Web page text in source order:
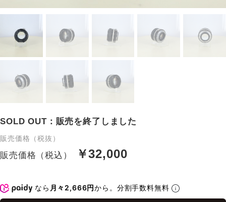
SOLD OUT：販売を終了しました
販売価格（税抜）
販売価格（税込） ￥32,000
なら 月々2,666円から。分割手数料無料